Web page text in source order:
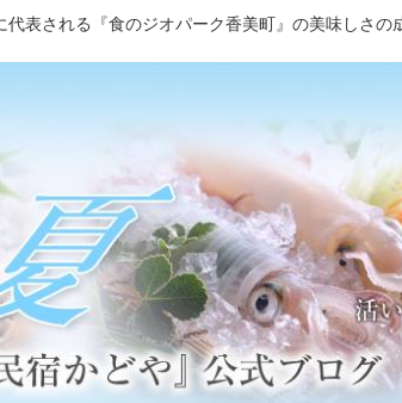
代表される『食のジオパーク香美町』の美味しさの